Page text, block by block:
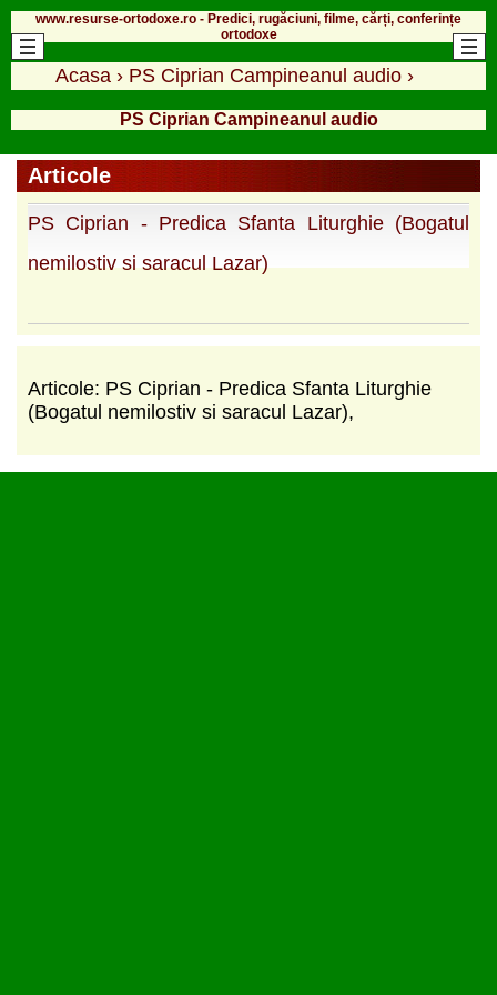
www.resurse-ortodoxe.ro - Predici, rugăciuni, filme, cărți, conferințe
ortodoxe
Acasa › PS Ciprian Campineanul audio ›
PS Ciprian Campineanul audio
Articole
PS Ciprian - Predica Sfanta Liturghie (Bogatul
nemilostiv si saracul Lazar)
Articole: PS Ciprian - Predica Sfanta Liturghie
(Bogatul nemilostiv si saracul Lazar),